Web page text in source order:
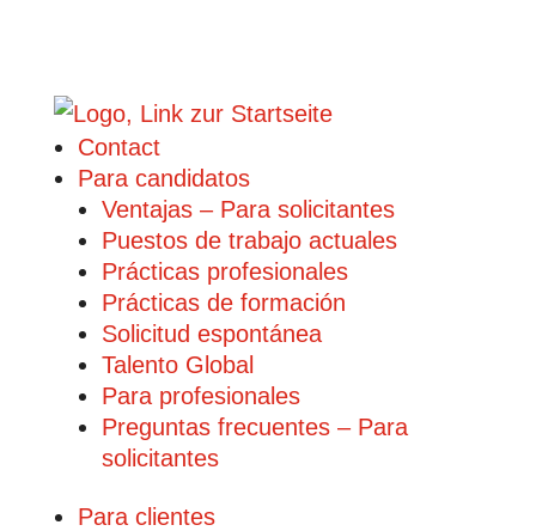
Contact
Para candidatos
Ventajas – Para solicitantes
Puestos de trabajo actuales
Prácticas profesionales
Prácticas de formación
Solicitud espontánea
Talento Global
Para profesionales
Preguntas frecuentes – Para
solicitantes
Para clientes